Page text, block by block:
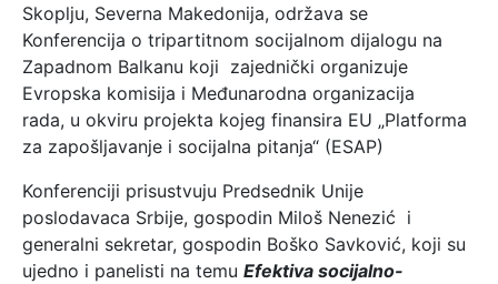
Skoplju, Severna Makedonija, održava se
Konferencija o tripartitnom socijalnom dijalogu na
Zapadnom Balkanu koji zajednički organizuje
Evropska komisija i Međunarodna organizacija
rada, u okviru projekta kojeg finansira EU „Platforma
za zapošljavanje i socijalna pitanja“ (ESAP)
Konferenciji prisustvuju Predsednik Unije
poslodavaca Srbije, gospodin Miloš Nenezić i
generalni sekretar, gospodin Boško Savković, koji su
ujedno i panelisti na temu Efektiva socijalno-